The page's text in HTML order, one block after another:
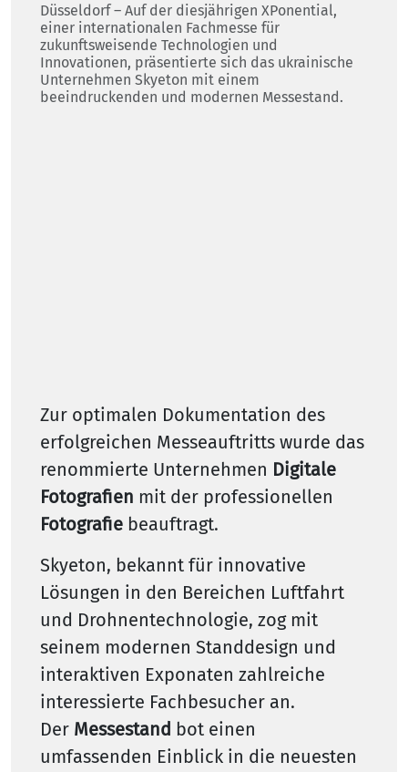
Düsseldorf – Auf der diesjährigen XPonential,
einer internationalen Fachmesse für
zukunftsweisende Technologien und
Innovationen, präsentierte sich das ukrainische
Unternehmen Skyeton mit einem
beeindruckenden und modernen Messestand.
Zur optimalen Dokumentation des
erfolgreichen Messeauftritts wurde das
renommierte Unternehmen Digitale
Fotografien mit der professionellen
Fotografie beauftragt.
Skyeton, bekannt für innovative
Lösungen in den Bereichen Luftfahrt
und Drohnentechnologie, zog mit
seinem modernen Standdesign und
interaktiven Exponaten zahlreiche
interessierte Fachbesucher an.
Der Messestand bot einen
umfassenden Einblick in die neuesten